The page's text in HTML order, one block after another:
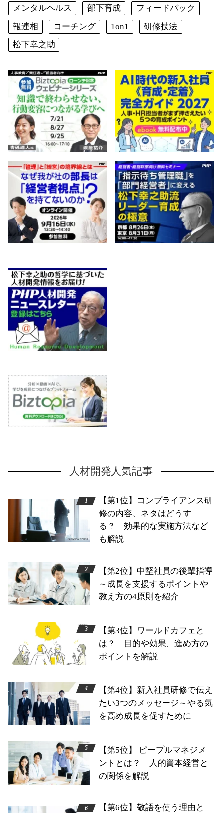
メンタルヘルス 部下育成
フィードバック
報連相
コーチング 1on1
研修技法
松下幸之助
人材開発人気記事
【第1位】コンプライアンス研
修の内容、ネタはどうす
る？ 効果的な実施方法など
も解説
【第2位】中堅社員の後輩指導
～成長を支援するポイントや
教え方の4原則を紹介
【第3位】ワールドカフェと
は？ 目的や効果、進め方の
ポイントを解説
【第4位】新入社員研修で伝え
たい3つのメッセージ～やる気
を高め成長を促すために
【第5位】 ピープルマネジメ
ントとは？ 人的資本経営と
の関係を解説
【第6位】敬語を使う理由と